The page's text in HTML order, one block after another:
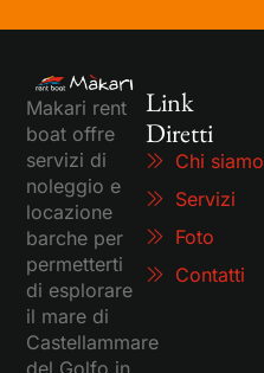
Makari rent
boat offre
servizi di
noleggio e
locazione
barche per
permetterti
di esplorare
il mare di
Castellammare
del Golfo in
Link
Diretti
Chi siamo
Servizi
Foto
Contatti